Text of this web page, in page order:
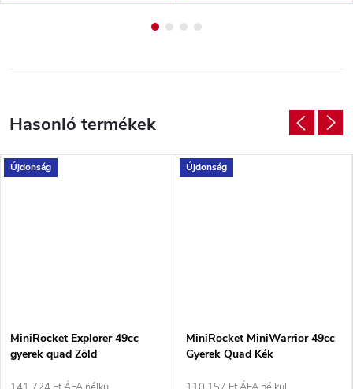
Újdonság
MiniRocket Explorer 49cc
gyerek quad Zöld
Újdonság
MiniRocket MiniWarrior 49cc
Gyerek Quad Kék